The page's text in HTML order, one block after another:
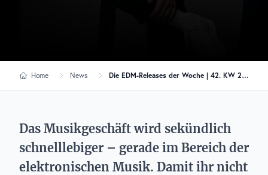
Home News Die EDM-Releases der Woche | 42. KW 2022
Das Musikgeschäft wird sekündlich
schnelllebiger – gerade im Bereich der
elektronischen Musik. Damit ihr nicht